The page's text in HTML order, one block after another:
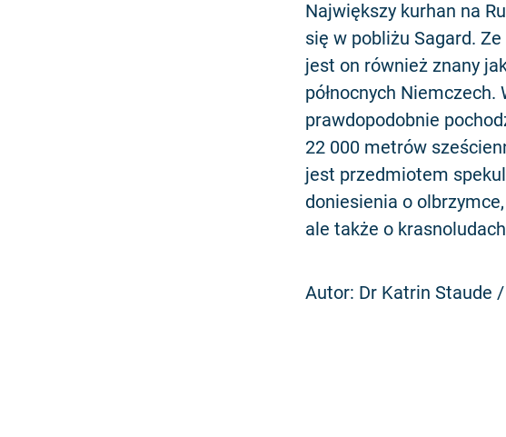
Największy kurhan na
się w pobliżu Sagard.
jest on również znany
północnych
prawdopodobnie
22 000 metrów
jest przedmiotem
doniesienia o
ale także o
Autor: Dr Katrin Staude